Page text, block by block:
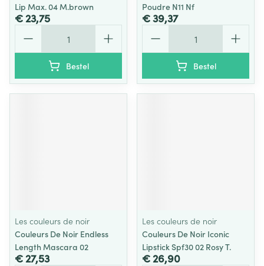
Lip Max. 04 M.brown
€ 23,75
Bestel
Poudre N11 Nf
€ 39,37
Bestel
Les couleurs de noir
Couleurs De Noir Endless
Length Mascara 02
€ 27,53
Les couleurs de noir
Couleurs De Noir Iconic
Lipstick Spf30 02 Rosy T.
€ 26,90